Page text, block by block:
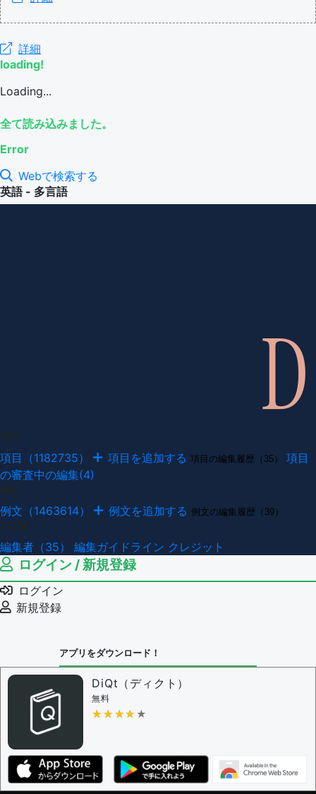
詳細
loading!
Loading...
全て読み込みました。
Error
Webで検索する
英語 - 多言語
項目（1182735） 項目を追加する 項目の編集履歴（35）
項目
の審査中の編集(4)
例文（1463614） 例文を追加する 例文の編集履歴（39）
編集者（35） 編集ガイドライン クレジット
ログイン / 新規登録
ログイン
新規登録
アプリをダウンロード！
DiQt（ディクト）
無料
★★★★★
★★★★★